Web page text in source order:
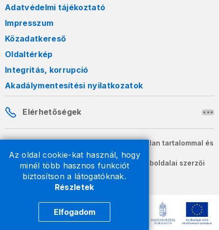
Az oldal cookie-kat használ, hogy
minél több hasznos funkciót
biztosítson a látogatóknak.
Részletek
Elfogadom
Adatvédelmi tájékoztató
Impresszum
Közadatkereső
Oldaltérkép
Integritás, korrupció
Akadálymentesítési nyilatkozatok
Elérhetőségek
A honlapon szereplő információk változatlan tartalommal és
formában szabadon terjeszthetők.
2026 © A Nemzeti Adó- és Vámhivatal weboldalai szerzői
jogvédelem alatt állnak.